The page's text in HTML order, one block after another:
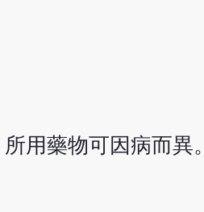
用藥物可因病而異。